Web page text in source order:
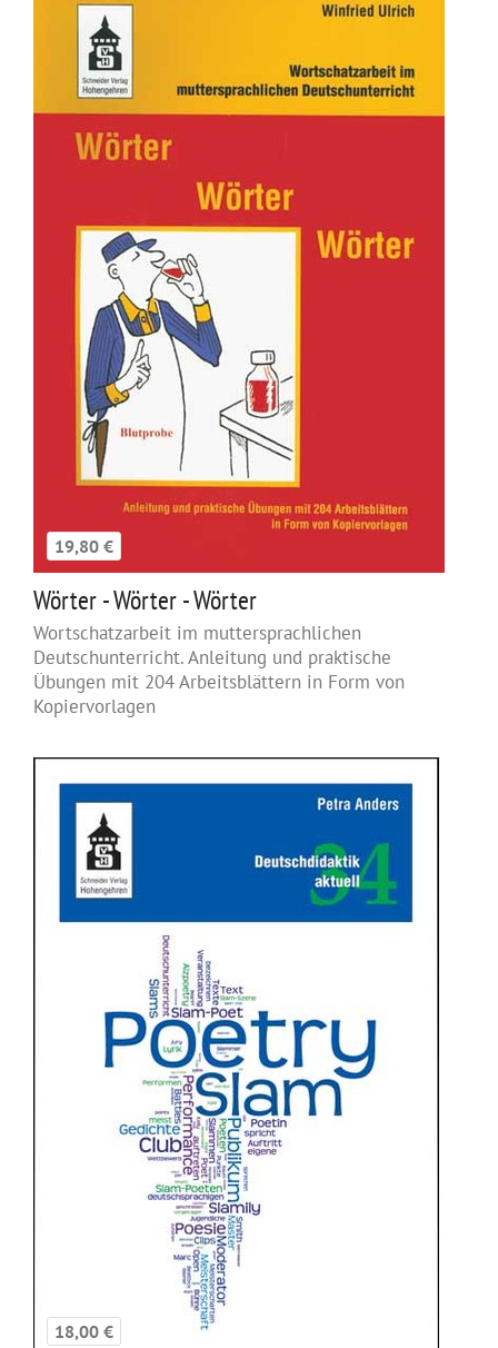
19,80 €
Wörter - Wörter - Wörter
Wortschatzarbeit im muttersprachlichen
Deutschunterricht. Anleitung und praktische
Übungen mit 204 Arbeitsblättern in Form von
Kopiervorlagen
18,00 €